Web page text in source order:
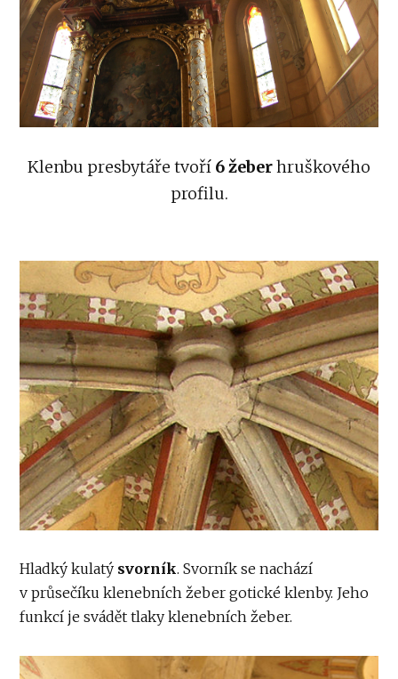
Klenbu presbytáře tvoří 6 žeberhruškového
profilu.
Hladký kulatý svorník. Svorník se nachází
v průsečíku klenebních žeber gotické klenby. Jeho
funkcí je svádět tlaky klenebních žeber.